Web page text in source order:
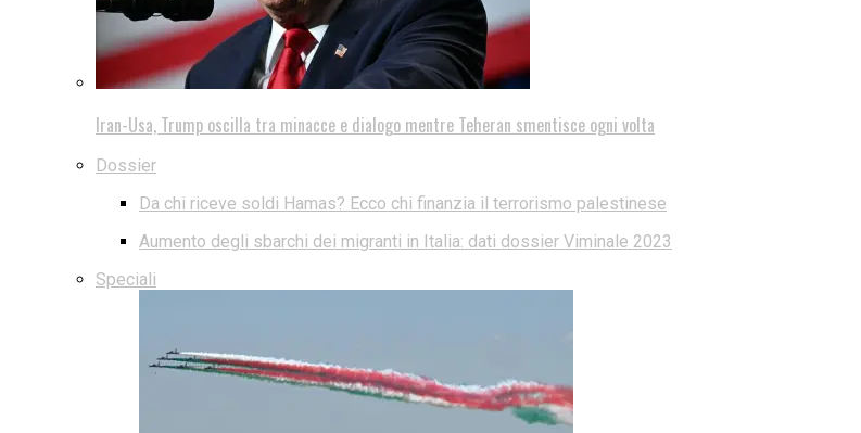
Iran-Usa, Trump oscilla tra minacce e dialogo mentre Teheran smentisce ogni volta
Dossier
Da chi riceve soldi Hamas? Ecco chi finanzia il terrorismo palestinese
Aumento degli sbarchi dei migranti in Italia: dati dossier Viminale 2023
Speciali